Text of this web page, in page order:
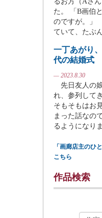
た。 「B画伯
のですが。」
ていて、たぶ
一丁あがり
代の結婚式
— 2023.8.30
先日友人の
れ、参列して
そもそもはお
まった話なの
るようになり
「画廊店主のひ
こちら
作品検索